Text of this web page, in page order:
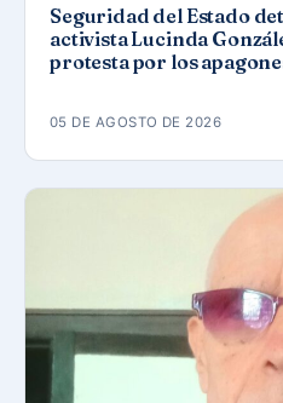
Seguridad del Estado
activista Lucinda
protesta por los
05 DE AGOSTO DE 2026